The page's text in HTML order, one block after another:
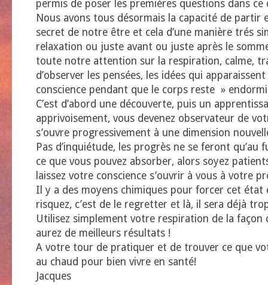
permis de poser les premières questions dans ce
Nous avons tous désormais la capacité de partir
secret de notre être et cela d’une manière trés
relaxation ou juste avant ou juste après le
toute notre attention sur la respiration, calme,
d’observer les pensées, les idées qui
conscience pendant que le corps reste » endormi
C’est d’abord une découverte, puis un
apprivoisement, vous devenez observateur de
s’ouvre progressivement à une dimension
Pas d’inquiétude, les progrès ne se feront qu’au
ce que vous pouvez absorber, alors soyez
laissez votre conscience s’ouvrir à vous à votre
Il y a des moyens chimiques pour forcer cet état
risquez, c’est de le regretter et là, il sera déjà
Utilisez simplement votre respiration de la façon
aurez de meilleurs résultats !
A votre tour de pratiquer et de trouver ce que
au chaud pour bien vivre en santé!
Jacques